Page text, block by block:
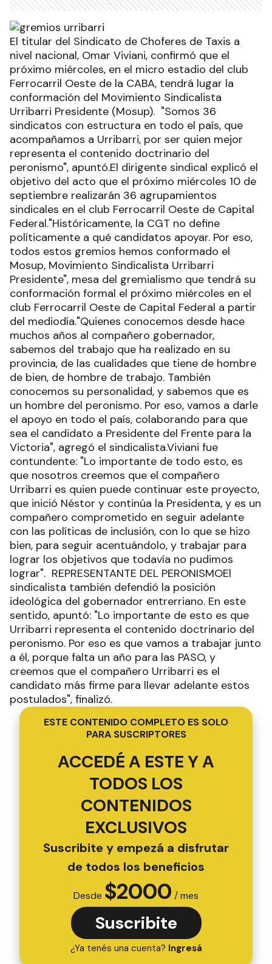
El titular del Sindicato de Choferes de Taxis a
nivel nacional, Omar Viviani, confirmó que el
próximo miércoles, en el micro estadio del club
Ferrocarril Oeste de la CABA, tendrá lugar la
conformación del Movimiento Sindicalista
Urribarri Presidente (Mosup). "Somos 36
sindicatos con estructura en todo el país, que
acompañamos a Urribarri, por ser quien mejor
representa el contenido doctrinario del
peronismo", apuntó.El dirigente sindical explicó el
objetivo del acto que el próximo miércoles 10 de
septiembre realizarán 36 agrupamientos
sindicales en el club Ferrocarril Oeste de Capital
Federal."Históricamente, la CGT no define
políticamente a qué candidatos apoyar. Por eso,
todos estos gremios hemos conformado el
Mosup, Movimiento Sindicalista Urribarri
Presidente", mesa del gremialismo que tendrá su
conformación formal el próximo miércoles en el
club Ferrocarril Oeste de Capital Federal a partir
del mediodía."Quienes conocemos desde hace
muchos años al compañero gobernador,
sabemos del trabajo que ha realizado en su
provincia, de las cualidades que tiene de hombre
de bien, de hombre de trabajo. También
conocemos su personalidad, y sabemos que es
un hombre del peronismo. Por eso, vamos a darle
el apoyo en todo el país, colaborando para que
sea el candidato a Presidente del Frente para la
Victoria", agregó el sindicalista.Viviani fue
contundente: "Lo importante de todo esto, es
que nosotros creemos que el compañero
Urribarri es quien puede continuar este proyecto,
que inició Néstor y continúa la Presidenta, y es un
compañero comprometido en seguir adelante
con las políticas de inclusión, con lo que se hizo
bien, para seguir acentuándolo, y trabajar para
lograr los objetivos que todavía no pudimos
lograr". REPRESENTANTE DEL PERONISMOEl
sindicalista también defendió la posición
ideológica del gobernador entrerriano. En este
sentido, apuntó: "Lo importante de esto es que
Urribarri representa el contenido doctrinario del
peronismo. Por eso es que vamos a trabajar junto
a él, porque falta un año para las PASO, y
creemos que el compañero Urribarri es el
candidato más firme para llevar adelante estos
postulados", finalizó.
ESTE CONTENIDO COMPLETO ES SOLO
PARA SUSCRIPTORES
ACCEDÉ A ESTE Y A
TODOS LOS
CONTENIDOS
EXCLUSIVOS
Suscribite y empezá a disfrutar
de todos los beneficios
Desde $2000 / mes
Suscribite
¿Ya tenés una cuenta? Ingresá